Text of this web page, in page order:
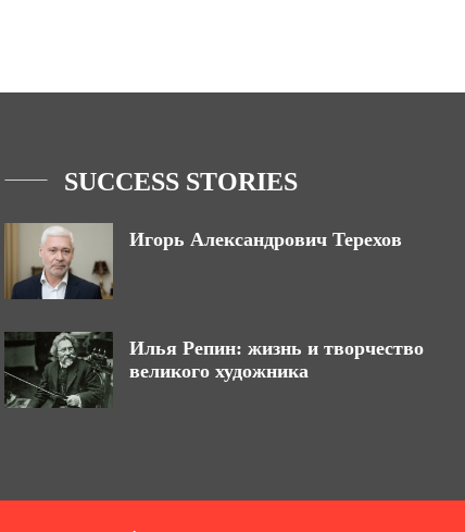
SUCCESS STORIES
Игорь Александрович Терехов
Илья Репин: жизнь и творчество
великого художника